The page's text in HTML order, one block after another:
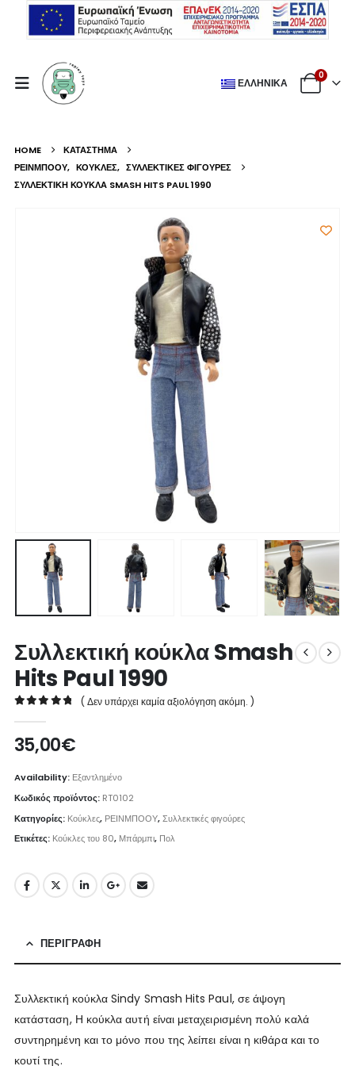
ΕΛΛΗΝΙΚΆ
0
HOME
ΚΑΤΆΣΤΗΜΑ
ΡΕΙΝΜΠΟΟΥ, ΚΟΎΚΛΕΣ, ΣΥΛΛΕΚΤΙΚΈΣ ΦΙΓΟΎΡΕΣ
ΣΥΛΛΕΚΤΙΚΉ ΚΟΎΚΛΑ SMASH HITS PAUL 1990
Συλλεκτική κούκλα Smash
Hits Paul 1990
( Δεν υπάρχει καμία αξιολόγηση ακόμη. )
35,00€
Availability: Εξαντλημένο
Κωδικός προϊόντος: RT0102
Κατηγορίες: Κούκλες, ΡΕΙΝΜΠΟΟΥ,Συλλεκτικές φιγούρες
Ετικέτες: Κούκλες του 80, Μπάρμπι, Πολ
ΠΕΡΙΓΡΑΦΉ
Συλλεκτική κούκλα Sindy Smash Hits Paul, σε άψογη
κατάσταση, Η κούκλα αυτή είναι μεταχειρισμένη πολύ καλά
συντηρημένη και το μόνο που της λείπει είναι η κιθάρα και το
κουτί της.